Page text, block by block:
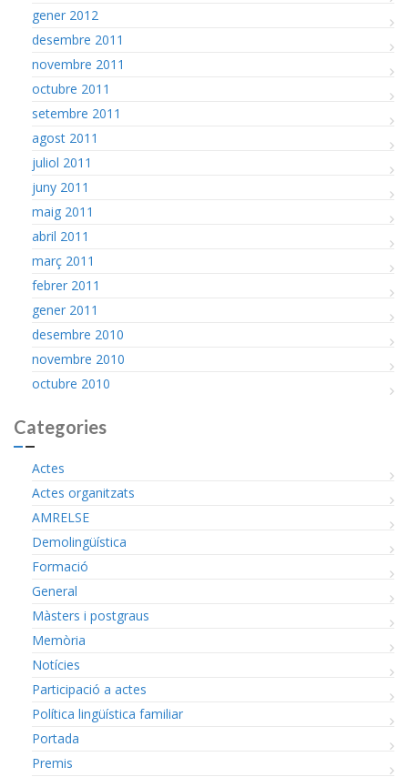
gener 2012
desembre 2011
novembre 2011
octubre 2011
setembre 2011
agost 2011
juliol 2011
juny 2011
maig 2011
abril 2011
març 2011
febrer 2011
gener 2011
desembre 2010
novembre 2010
octubre 2010
Categories
Actes
Actes organitzats
AMRELSE
Demolingüística
Formació
General
Màsters i postgraus
Memòria
Notícies
Participació a actes
Política lingüística familiar
Portada
Premis